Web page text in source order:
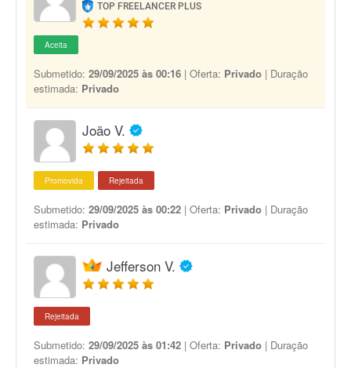
TOP FREELANCER PLUS
Aceita
Submetido: 29/09/2025 às 00:16 | Oferta: Privado | Duração
estimada: Privado
João V.
Promovida Rejeitada
Submetido: 29/09/2025 às 00:22 | Oferta: Privado | Duração
estimada: Privado
Jefferson V.
Rejeitada
Submetido: 29/09/2025 às 01:42 | Oferta: Privado | Duração
estimada: Privado